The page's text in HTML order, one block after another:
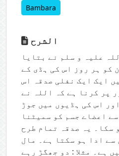
Bambara
الشرح
علیہ و سلم نے بتایا
کو ہر روز اس کی ہڈی کے
ایک ایک نفلی صدقہ اس
پر کرنا ہے کہ اللہ نے
اس کی ہڈیوں میں جوڑ
اعضاے جسم کو سمیٹنا
سکا۔ یہ صدقہ تمام طرح
سے ادا ہو سکتا ہے۔ مال
ہے۔ مثلا : دو جھگڑ رہے